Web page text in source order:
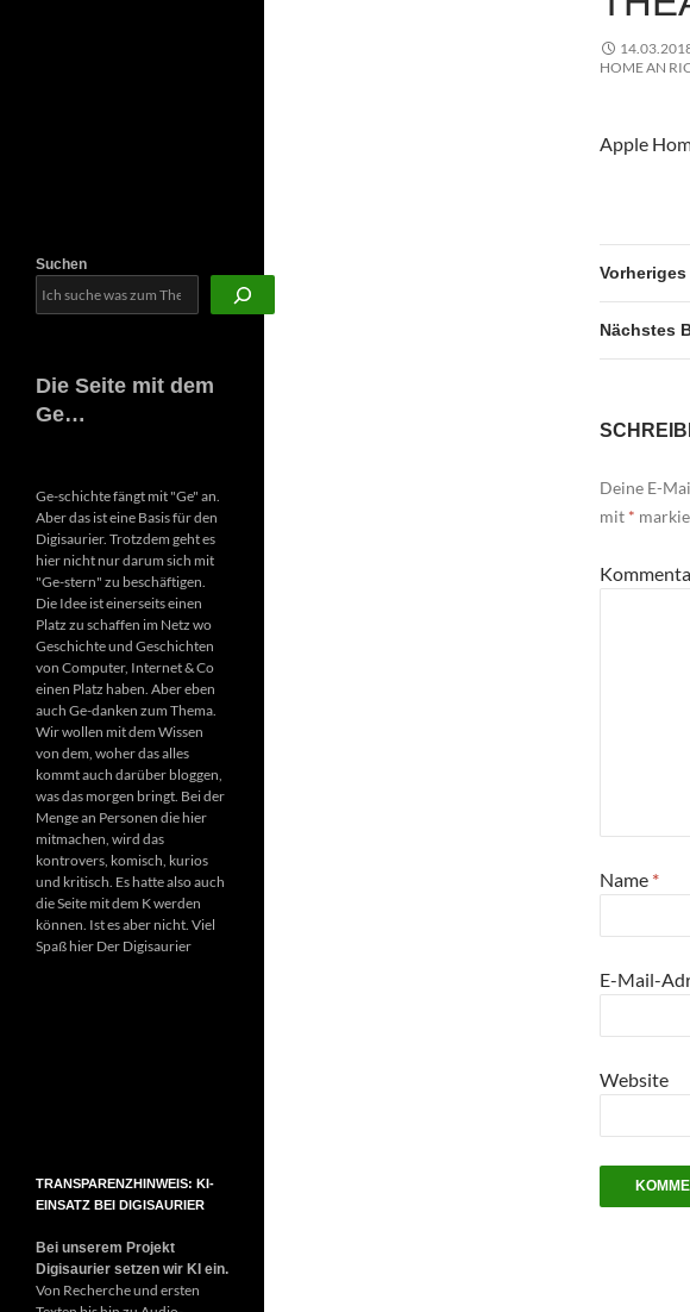
HOME AN
Apple
Nächstes
Deine E-
mit *
Name *
E-Mail-
Website
Suchen
Die Seite mit dem
Ge…
Ge-schichte fängt mit "Ge" an.
Aber das ist eine Basis für den
Digisaurier. Trotzdem geht es
hier nicht nur darum sich mit
"Ge-stern" zu beschäftigen.
Die Idee ist einerseits einen
Platz zu schaffen im Netz wo
Geschichte und Geschichten
von Computer, Internet & Co
einen Platz haben. Aber eben
auch Ge-danken zum Thema.
Wir wollen mit dem Wissen
von dem, woher das alles
kommt auch darüber bloggen,
was das morgen bringt. Bei der
Menge an Personen die hier
mitmachen, wird das
kontrovers, komisch, kurios
und kritisch. Es hatte also auch
die Seite mit dem K werden
können. Ist es aber nicht. Viel
Spaß hier Der Digisaurier
TRANSPARENZHINWEIS: KI-
EINSATZ BEI DIGISAURIER
Bei unserem Projekt
Digisaurier setzen wir KI ein.
Von Recherche und ersten